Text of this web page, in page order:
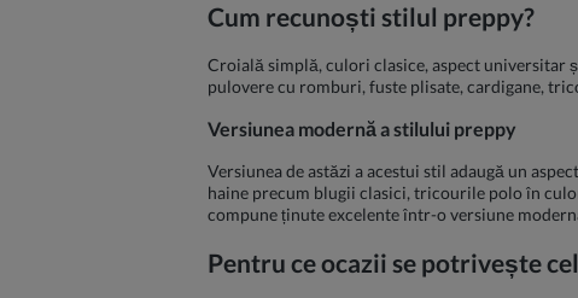
Cum recunoști stilul preppy?
Croială simplă, culori clasice, aspect universitar
pulovere cu romburi, fuste plisate, cardigane,
Versiunea modernă a stilului preppy
Versiunea de astăzi a acestui stil adaugă un
haine precum blugii clasici, tricourile polo în
compune ținute excelente într-o versiune
Pentru ce ocazii se potrivește